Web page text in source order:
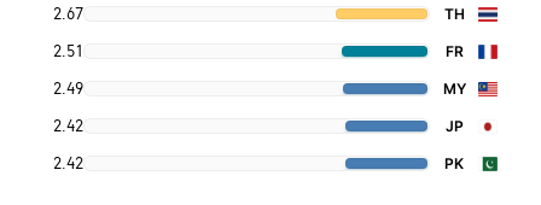
TH
2.67
FR
2.51
MY
2.49
JP
2.42
PK
2.42